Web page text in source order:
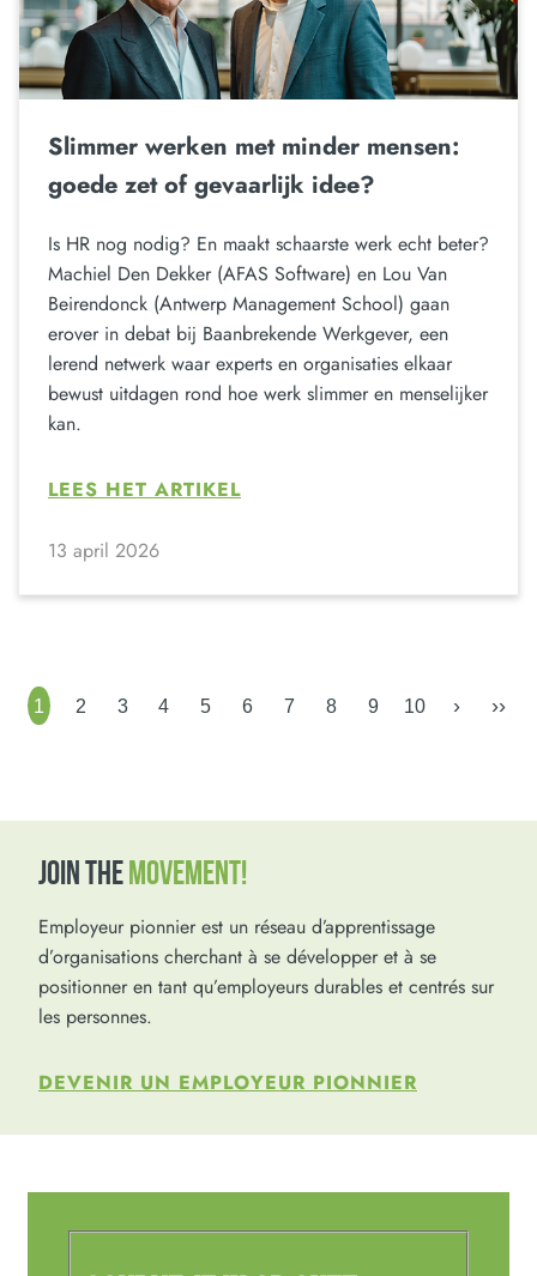
Slimmer werken met minder mensen:
goede zet of gevaarlijk idee?
Is HR nog nodig? En maakt schaarste werk echt beter?
Machiel Den Dekker (AFAS Software) en Lou Van
Beirendonck (Antwerp Management School) gaan
erover in debat bij Baanbrekende Werkgever, een
lerend netwerk waar experts en organisaties elkaar
bewust uitdagen rond hoe werk slimmer en menselijker
kan.
LEES HET ARTIKEL
13 april 2026
1 2 3 4 5 6 7 8 9 10 › ››
JOIN THEMOVEMENT!
Employeur pionnier est un réseau d’apprentissage
d’organisations cherchant à se développer et à se
positionner en tant qu’employeurs durables et centrés sur
les personnes.
DEVENIR UN EMPLOYEUR PIONNIER